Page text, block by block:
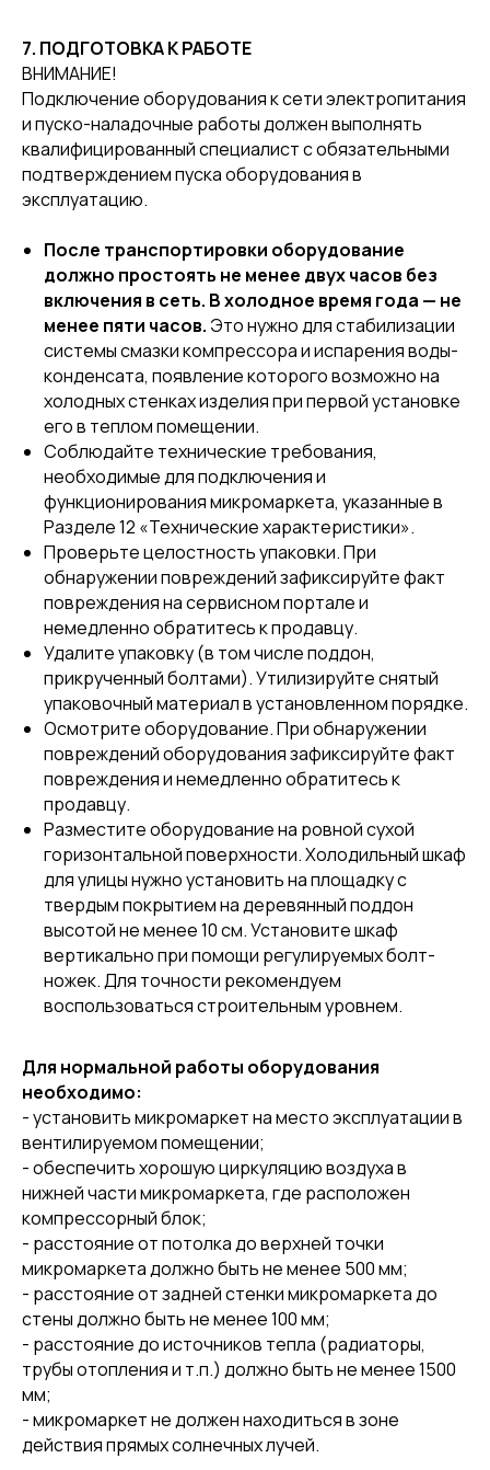
7. ПОДГОТОВКА К РАБОТЕ
ВНИМАНИЕ!
Подключение оборудования к сети электропитания
и пуско-наладочные работы должен выполнять
квалифицированный специалист с обязательными
подтверждением пуска оборудования в
эксплуатацию.
После транспортировки оборудование
должно простоять не менее двух часов без
включения в сеть. В холодное время года — не
менее пяти часов. Это нужно для стабилизации
системы смазки компрессора и испарения воды-
конденсата, появление которого возможно на
холодных стенках изделия при первой установке
его в теплом помещении.
Соблюдайте технические требования,
необходимые для подключения и
функционирования микромаркета, указанные в
Разделе 12 «Технические характеристики».
Проверьте целостность упаковки. При
обнаружении повреждений зафиксируйте факт
повреждения на сервисном портале и
немедленно обратитесь к продавцу.
Удалите упаковку (в том числе поддон,
прикрученный болтами). Утилизируйте снятый
упаковочный материал в установленном порядке.
Осмотрите оборудование. При обнаружении
повреждений оборудования зафиксируйте факт
повреждения и немедленно обратитесь к
продавцу.
Разместите оборудование на ровной сухой
горизонтальной поверхности. Холодильный шкаф
для улицы нужно установить на площадку с
твердым покрытием на деревянный поддон
высотой не менее 10 см. Установите шкаф
вертикально при помощи регулируемых болт-
ножек. Для точности рекомендуем
воспользоваться строительным уровнем.
Для нормальной работы оборудования
необходимо:
- установить микромаркет на место эксплуатации в
вентилируемом помещении;
- обеспечить хорошую циркуляцию воздуха в
нижней части микромаркета, где расположен
компрессорный блок;
- расстояние от потолка до верхней точки
микромаркета должно быть не менее 500 мм;
- расстояние от задней стенки микромаркета до
стены должно быть не менее 100 мм;
- расстояние до источников тепла (радиаторы,
трубы отопления и т.п.) должно быть не менее 1500
мм;
- микромаркет не должен находиться в зоне
действия прямых солнечных лучей.